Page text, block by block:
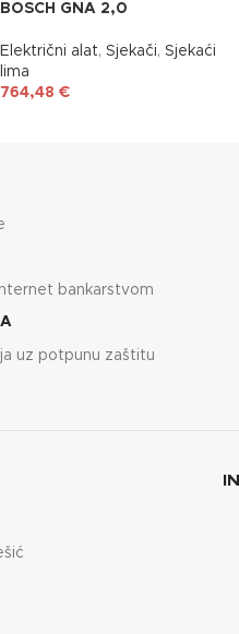
BOSCH GNA 2,0
Električni alat, Sjekači, Sjekaći
lima
764,48 €
bankarstvom
uz potpunu zaštitu